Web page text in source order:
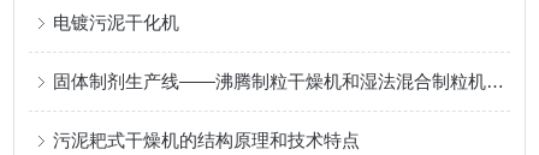
电镀污泥干化机
固体制剂生产线——沸腾制粒干燥机和湿法混合制粒机的联动机组
污泥耙式干燥机的结构原理和技术特点